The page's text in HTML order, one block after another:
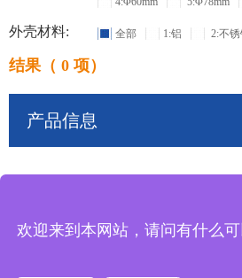
外壳材料: 全部 1:铝 2:不锈
结果（ 0 项）
产品信息
欢迎来到本网站，请问有什么可